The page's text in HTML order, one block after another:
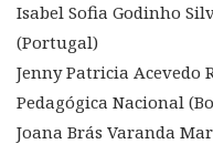
Isabel Sofia Godinho
(Portugal)
Jenny Patricia Acevedo
Pedagógica Nacional
Joana Brás Varanda